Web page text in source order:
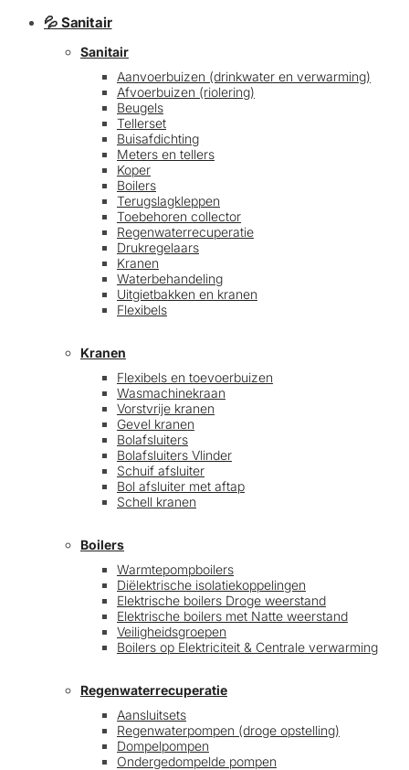
💦 Sanitair
Sanitair
Aanvoerbuizen (drinkwater en verwarming)
Afvoerbuizen (riolering)
Beugels
Tellerset
Buisafdichting
Meters en tellers
Koper
Boilers
Terugslagkleppen
Toebehoren collector
Regenwaterrecuperatie
Drukregelaars
Kranen
Waterbehandeling
Uitgietbakken en kranen
Flexibels
Kranen
Flexibels en toevoerbuizen
Wasmachinekraan
Vorstvrije kranen
Gevel kranen
Bolafsluiters
Bolafsluiters Vlinder
Schuif afsluiter
Bol afsluiter met aftap
Schell kranen
Boilers
Warmtepompboilers
Diëlektrische isolatiekoppelingen
Elektrische boilers Droge weerstand
Elektrische boilers met Natte weerstand
Veiligheidsgroepen
Boilers op Elektriciteit & Centrale verwarming
Regenwaterrecuperatie
Aansluitsets
Regenwaterpompen (droge opstelling)
Dompelpompen
Ondergedompelde pompen